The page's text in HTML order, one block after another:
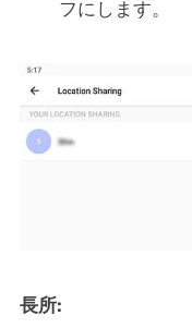
フにします。
長所: